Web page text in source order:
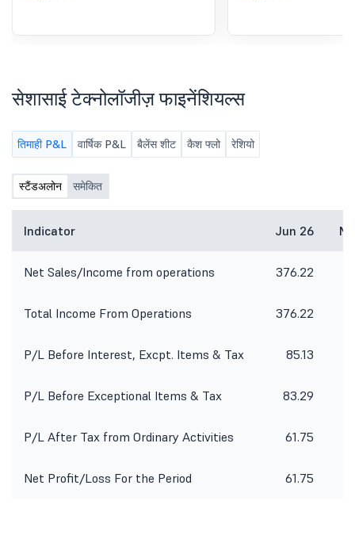
सेशासाई टेक्नोलॉजीज़ फाइनेंशियल्स
तिमाही P&L वार्षिक P&L बैलेंस शीट कैश फ्लो रेशियो
स्टैंडअलोन समेकित
Indicator Jun 26
Net Sales/Income from operations 376.22
Total Income From Operations 376.22
P/L Before Interest, Excpt. Items & Tax 85.13
P/L Before Exceptional Items & Tax 83.29
P/L After Tax from Ordinary Activities 61.75
Net Profit/Loss For the Period 61.75